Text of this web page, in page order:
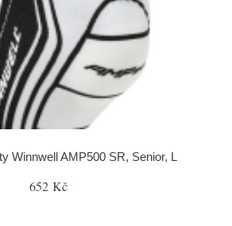
Winnwell AMP500 SR, Senior, L
652 Kč